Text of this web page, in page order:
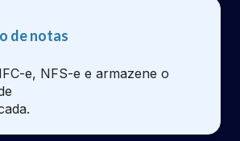
de notas
e, NFS-e e armazene o